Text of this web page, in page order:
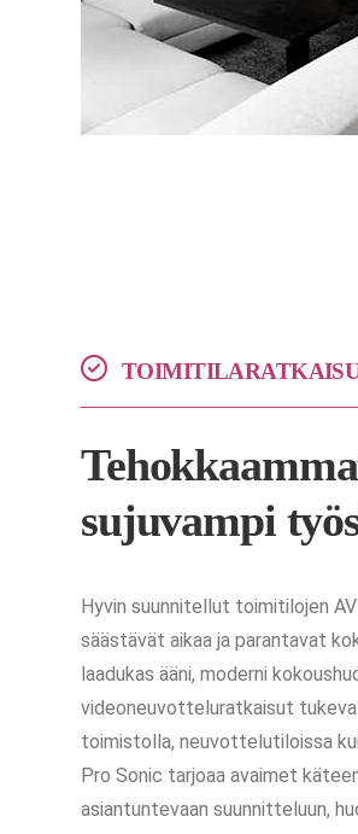
sujuvampi
Hyvin suunnitellut toimitilojen
säästävät aikaa ja parantavat
laadukas ääni, moderni
videoneuvotteluratkaisut
toimistolla, neuvottelutiloissa
Pro Sonic tarjoaa avaimet
asiantuntevaan suunnitteluun,